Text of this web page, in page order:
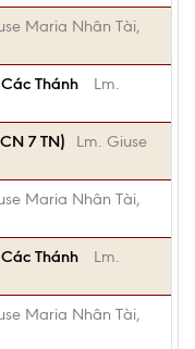
Maria Nhân Tài,
Thánh
Lm.
7 TN)
Lm. Giuse
Maria Nhân Tài,
Thánh
Lm.
Maria Nhân Tài,